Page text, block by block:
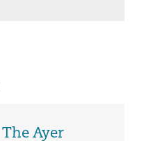
The Ayer